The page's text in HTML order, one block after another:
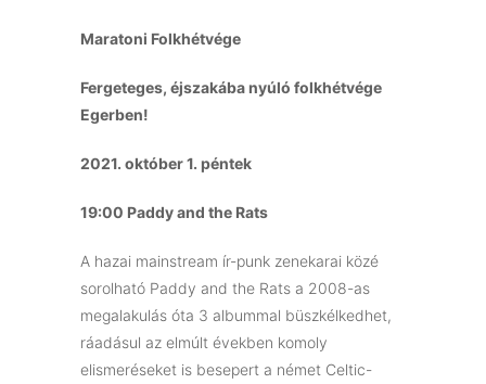
Maratoni Folkhétvége
Fergeteges, éjszakába nyúló folkhétvége
Egerben!
2021. október 1. péntek
19:00 Paddy and the Rats
A hazai mainstream ír-punk zenekarai közé
sorolható Paddy and the Rats a 2008-as
megalakulás óta 3 albummal büszkélkedhet,
ráadásul az elmúlt években komoly
elismeréseket is besepert a német Celtic-